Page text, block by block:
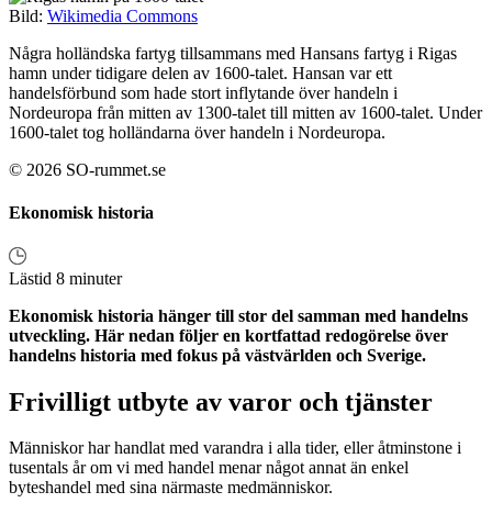
Bild: Wikimedia Commons
Några holländska fartyg tillsammans med Hansans fartyg i Rigas
hamn under tidigare delen av 1600-talet. Hansan var ett
handelsförbund som hade stort inflytande över handeln i
Nordeuropa från mitten av 1300-talet till mitten av 1600-talet. Under
1600-talet tog holländarna över handeln i Nordeuropa.
© 2026 SO-rummet.se
Ekonomisk historia
Lästid 8 minuter
Ekonomisk historia hänger till stor del samman med handelns
utveckling. Här nedan följer en kortfattad redogörelse över
handelns historia med fokus på västvärlden och Sverige.
Frivilligt utbyte av varor och tjänster
Människor har handlat med varandra i alla tider, eller åtminstone i
tusentals år om vi med handel menar något annat än enkel
byteshandel med sina närmaste medmänniskor.